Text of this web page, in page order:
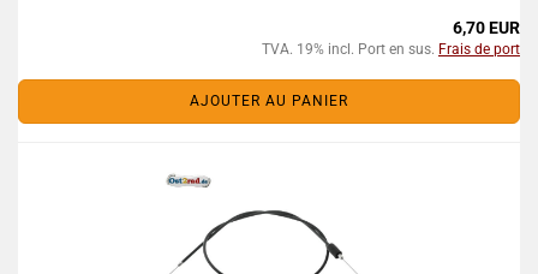
6,70 EUR
TVA. 19% incl. Port en sus. Frais de port
AJOUTER AU PANIER